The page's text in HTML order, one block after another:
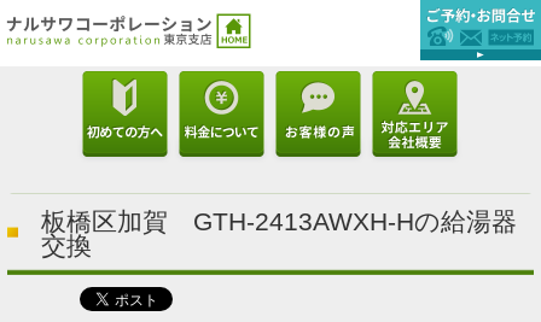
板橋区加賀 GTH-2413AWXH-Hの給湯器
交換